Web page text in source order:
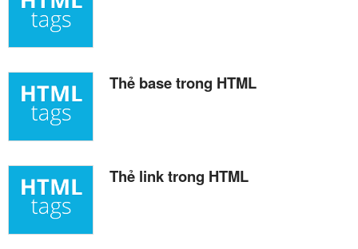
Thẻ base trong HTML
Thẻ link trong HTML